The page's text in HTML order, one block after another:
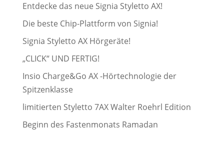
Entdecke das neue Signia Styletto AX!
Die beste Chip-Plattform von Signia!
Signia Styletto AX Hörgeräte!
„CLICK“ UND FERTIG!
Insio Charge&Go AX -Hörtechnologie der
Spitzenklasse
limitierten Styletto 7AX Walter Roehrl Edition
Beginn des Fastenmonats Ramadan